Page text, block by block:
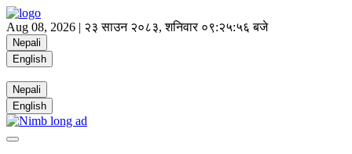
Aug 08, 2026 | २३ साउन २०८३, शनिवार ०९:२५:५७ बजे
Nepali
English
Nepali
English